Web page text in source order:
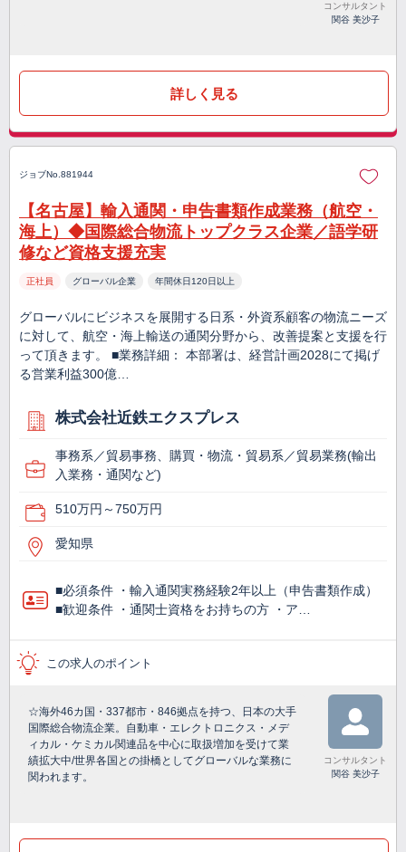
コンサルタント
関谷 美沙子
詳しく見る
ジョブNo.881944
【名古屋】輸入通関・申告書類作成業務（航空・
海上）◆国際総合物流トップクラス企業／語学研
修など資格支援充実
正社員 グローバル企業 年間休日120日以上
グローバルにビジネスを展開する日系・外資系顧客の物流ニーズ
に対して、航空・海上輸送の通関分野から、改善提案と支援を行
って頂きます。 ■業務詳細： 本部署は、経営計画2028にて掲げ
る営業利益300億…
株式会社近鉄エクスプレス
事務系／貿易事務、購買・物流・貿易系／貿易業務(輸出
入業務・通関など)
510万円～750万円
愛知県
■必須条件 ・輸入通関実務経験2年以上（申告書類作成）
■歓迎条件 ・通関士資格をお持ちの方 ・ア…
この求人のポイント
☆海外46カ国・337都市・846拠点を持つ、日本の大手
国際総合物流企業。自動車・エレクトロニクス・メデ
ィカル・ケミカル関連品を中心に取扱増加を受けて業
績拡大中/世界各国との掛橋としてグローバルな業務に
関われます。
コンサルタント
関谷 美沙子